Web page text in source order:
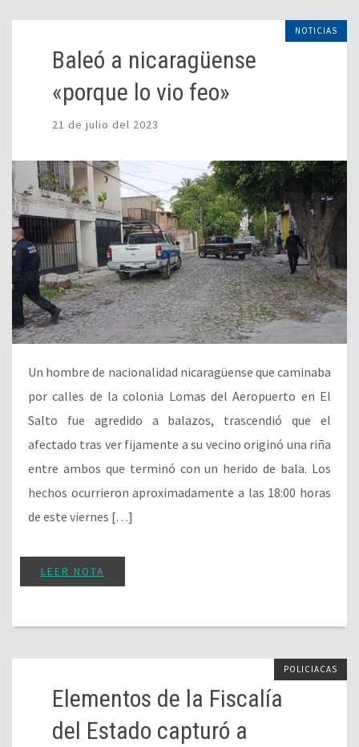
NOTICIAS
Baleó a nicaragüense
«porque lo vio feo»
21 de julio del 2023
Un hombre de nacionalidad nicaragüense que caminaba
por calles de la colonia Lomas del Aeropuerto en El
Salto fue agredido a balazos, trascendió que el
afectado tras ver fijamente a su vecino originó una riña
entre ambos que terminó con un herido de bala. Los
hechos ocurrieron aproximadamente a las 18:00 horas
de este viernes […]
LEER NOTA
POLICIACAS
Elementos de la Fiscalía
del Estado capturó a